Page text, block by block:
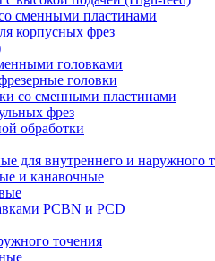
сменными пластинами
корпусных фрез
головками
головки
со сменными пластинами
фрез
обработки
для внутреннего и наружного
и канавочные
PCBN и PCD
точения